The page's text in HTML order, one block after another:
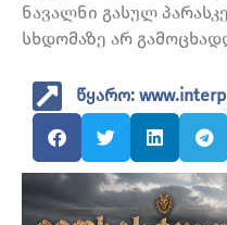
ნავალნი გასულ
სხდომაზე არ
წყარო: